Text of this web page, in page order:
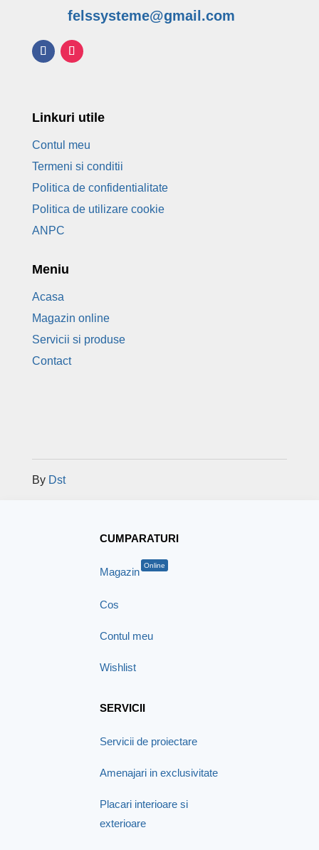
felssysteme@gmail.com
Linkuri utile
Contul meu
Termeni si conditii
Politica de confidentialitate
Politica de utilizare cookie
ANPC
Meniu
Acasa
Magazin online
Servicii si produse
Contact
By Dst
CUMPARATURI
Magazin
Online
Cos
Contul meu
Wishlist
SERVICII
Servicii de proiectare
Amenajari in exclusivitate
Placari interioare si
exterioare